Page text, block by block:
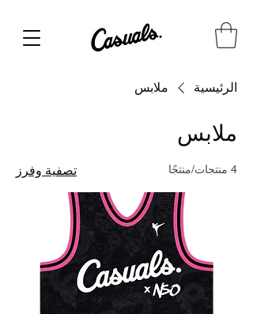
الرئيسية ملابس
ملابس
4 منتجات/منتجًا تصفية وفرز